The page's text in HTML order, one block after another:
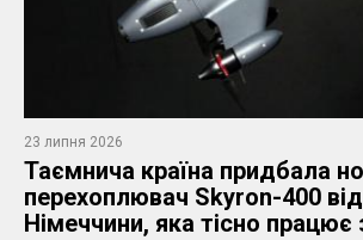
23 липня 2026
Таємнича країна придбала
перехоплювач Skyron-400 від
Німеччини, яка тісно працює